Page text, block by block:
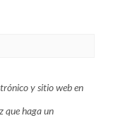
y sitio web en
que haga un